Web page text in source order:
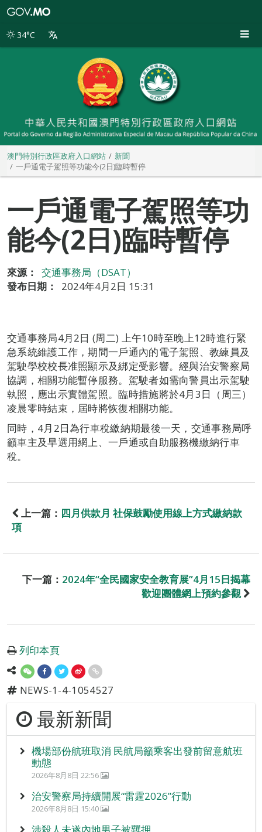
別
34°C
澳門特別行政區政府入口網站
新聞
一戶通電子駕照等功能今(2日)臨時暫停
一戶通電子駕照等功
能今(2日)臨時暫停
來源：
交通事務局（DSAT）
發布日期：
2024年4月2日 15:31
交通事務局4月2日 (周二) 上午10時至晚上12時進行緊
急系統維護工作，期間一戶通內的電子駕照、教練員及
駕駛學校校長准照顯示及綁定受影響。經與治安警察局
協調，相關功能暫停服務。駕駛者如需向警員出示駕駛
執照，應出示實體駕照。臨時措施將於4月3日（周三）
凌晨零時結束，屆時將恢復相關功能。
同時，4月2日為行車稅繳納期最後一天，交通事務局呼
籲車主及早選用網上、一戶通或自助服務機繳納行車
稅。
上一篇： 四月供款月 社保鼓勵使用線上方式繳納款
項
下一篇： 2024年“全民國家安全教育展”4月15日揭幕
歡迎團體網上預約參觀
列印本頁
NEWS-1-4-1054527
最新新聞
機場部份航班取消 民航局籲乘客出發前留意航班
動態
2026年8月8日 22:56
治安警察局持續開展“雷霆2026”行動
2026年8月8日 15:40